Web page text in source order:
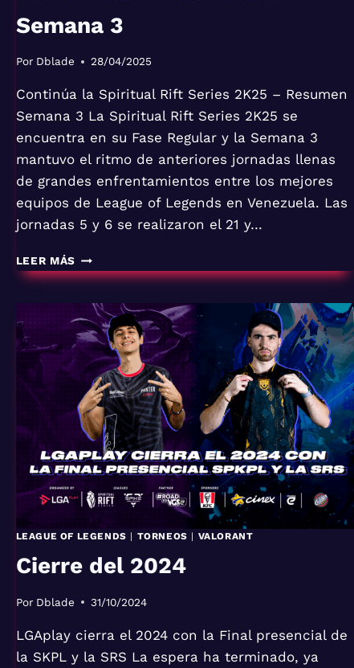
Semana 3
Por Dblade 28/04/2025
Continúa la Spiritual Rift Series 2K25 – Resumen
Semana 3 La Spiritual Rift Series 2K25 se
encuentra en su Fase Regular y la Semana 3
mantuvo el ritmo de anteriores jornadas llenas
de grandes enfrentamientos entre los mejores
equipos de League of Legends en Venezuela. Las
jornadas 5 y 6 se realizaron el 21 y…
LEER MÁS CONTINÚA
LA
RIFT
SERIES
2K25
–
RESUMEN
SEMANA
3
LEAGUE OF LEGENDS | TORNEOS | VALORANT
Cierre del 2024
Por Dblade 31/10/2024
LGAplay cierra el 2024 con la Final presencial de
la SKPL y la SRS La espera ha terminado, ya